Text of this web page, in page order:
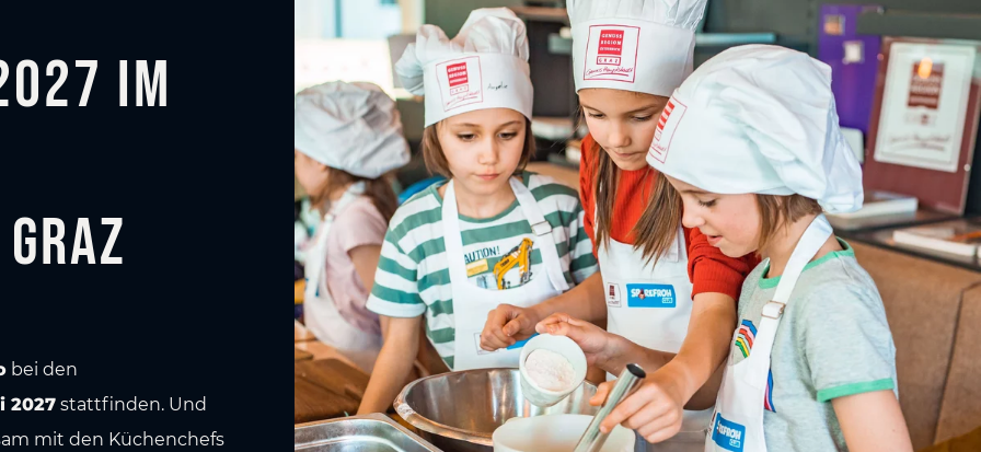
im
bei den
2027 stattfinden. Und
mit den Küchenchefs